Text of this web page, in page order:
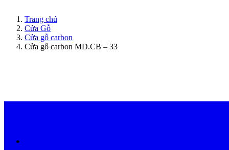
Trang chủ
Cửa Gỗ
Cửa gỗ carbon
Cửa gỗ carbon MD.CB – 33